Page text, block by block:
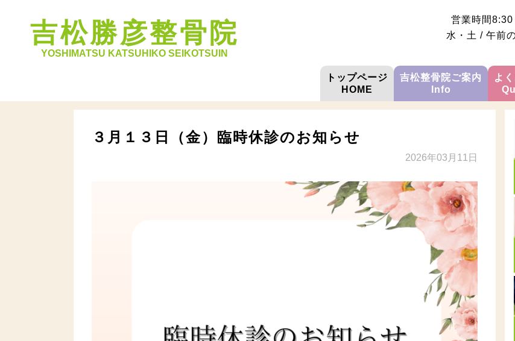
吉松勝彦整骨院
YOSHIMATSU KATSUHIKO SEIKOTSUIN
営業時間8:30
水・土 / 午前
トップページ
HOME
吉松整骨院ご案内
Info
よ
３月１３日（金）臨時休診のお知らせ
2026年03月11日